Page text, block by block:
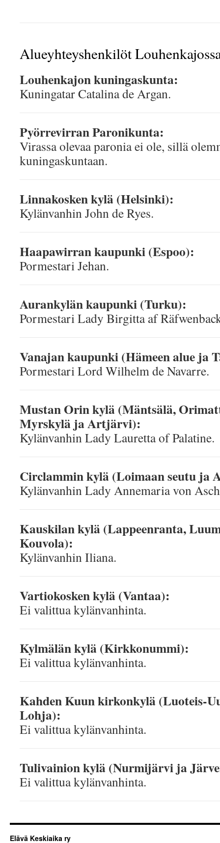
Alueyhteyshenkilöt
Louhenkajon kuningaskunta:
Kuningatar Catalina de Argan.
Pyörrevirran Paronikunta:
Virassa olevaa paronia ei ole, sillä
kuningaskuntaan.
Linnakosken kylä (Helsinki):
Kylänvanhin John de Ryes.
Haapawirran kaupunki (Espoo):
Pormestari Jehan.
Aurankylän kaupunki (Turku):
Pormestari Lady Birgitta af
Vanajan kaupunki (Hämeen alue ja
Pormestari Lord Wilhelm de Navarre.
Mustan Orin kylä (Mäntsälä,
Myrskylä ja Artjärvi):
Kylänvanhin Lady Lauretta of Palatine.
Circlammin kylä (Loimaan seutu ja
Kylänvanhin Lady Annemaria von
Kauskilan kylä (Lappeenranta,
Kouvola):
Kylänvanhin Iliana.
Vartiokosken kylä (Vantaa):
Ei valittua kylänvanhinta.
Kylmälän kylä (Kirkkonummi):
Ei valittua kylänvanhinta.
Kahden Kuun kirkonkylä (Luoteis-
Lohja):
Ei valittua kylänvanhinta.
Tulivainion kylä (Nurmijärvi ja
Ei valittua kylänvanhinta.
Elävä Keskiaika ry